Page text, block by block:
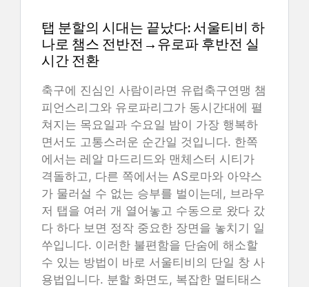
탭 분할의 시대는 끝났다: 서울티비 하
나로 챔스 전반전→유로파 후반전 실
시간 전환
축구에 진심인 사람이라면 유럽축구연맹 챔
피언스리그와 유로파리그가 동시간대에 펼
쳐지는 목요일과 수요일 밤이 가장 행복하
면서도 고통스러운 순간일 것입니다. 한쪽
에서는 레알 마드리드와 맨체스터 시티가
격돌하고, 다른 쪽에서는 AS로마와 아약스
가 물러설 수 없는 승부를 벌이는데, 브라우
저 탭을 여러 개 열어놓고 수동으로 왔다 갔
다 하다 보면 정작 중요한 장면을 놓치기 일
쑤입니다. 이러한 불편함을 단숨에 해소할
수 있는 방법이 바로 서울티비의 단일 창 사
용법입니다. 분할 화면도, 복잡한 멀티태스